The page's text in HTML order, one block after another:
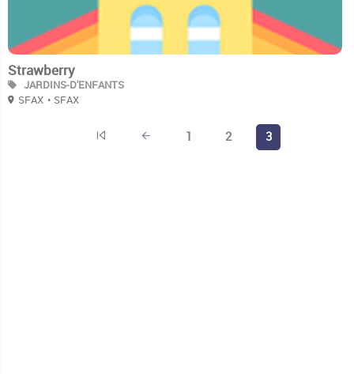
Strawberry
JARDINS-D'ENFANTS
SFAX • SFAX
1 2 3